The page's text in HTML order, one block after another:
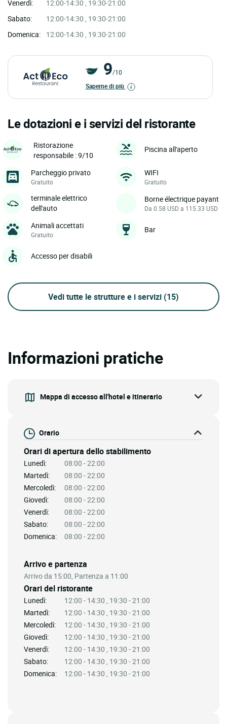
Venerdì:
12:00-14:30 , 19:30-21:00
Sabato:
12:00-14:30 , 19:30-21:00
Domenica:
12:00-14:30 , 19:30-21:00
9/10
Saperne di più
Le dotazioni e i servizi del ristorante
Ristorazione
responsabile : 9/10
Piscina all'aperto
Parcheggio privato
Gratuito
WIFI
Gratuito
terminale elettrico
dell'auto
Borne électrique payant
Da 0.58 USD a 115.33 USD
Animali accettati
Gratuito
Bar
Accesso per disabili
Vedi tutte le strutture e i servizi (15)
Informazioni pratiche
Mappa di accesso all'hotel e itinerario
Orario
Orari di apertura dello stabilimento
Lunedì:
08:00 - 22:00
Martedì:
08:00 - 22:00
Mercoledì:
08:00 - 22:00
Giovedì:
08:00 - 22:00
Venerdì:
08:00 - 22:00
Sabato:
08:00 - 22:00
Domenica:
08:00 - 22:00
Arrivo e partenza
Arrivo da 15:00, Partenza a 11:00
Orari del ristorante
Lunedì:
12:00 - 14:30 , 19:30 - 21:00
Martedì:
12:00 - 14:30 , 19:30 - 21:00
Mercoledì:
12:00 - 14:30 , 19:30 - 21:00
Giovedì:
12:00 - 14:30 , 19:30 - 21:00
Venerdì:
12:00 - 14:30 , 19:30 - 21:00
Sabato:
12:00 - 14:30 , 19:30 - 21:00
Domenica:
12:00 - 14:30 , 19:30 - 21:00